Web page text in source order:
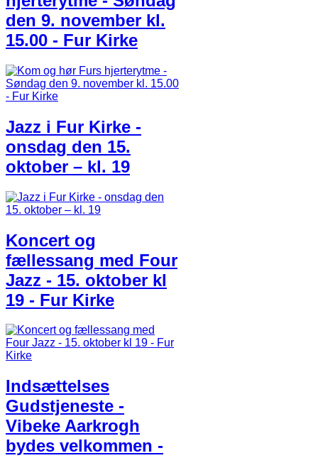
den 9. november kl.
15.00 - Fur Kirke
Jazz i Fur Kirke -
onsdag den 15.
oktober – kl. 19
Koncert og
fællessang med Four
Jazz - 15. oktober kl
19 - Fur Kirke
Indsættelses
Gudstjeneste -
Vibeke Aarkrogh
bydes velkommen -